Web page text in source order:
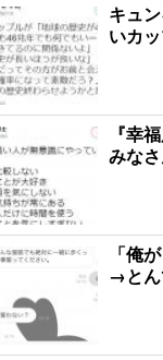
キュ
いカ
『幸
みな
「俺
→とん